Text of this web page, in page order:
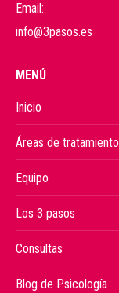
Email:
info@3pasos.es
MENÚ
Inicio
Áreas de tratamiento
Equipo
Los 3 pasos
Consultas
Blog de Psicología